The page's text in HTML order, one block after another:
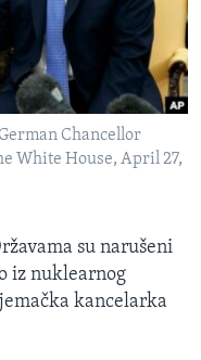
Chancellor
White House, April 27,
su narušeni
iz nuklearnog
kancelarka